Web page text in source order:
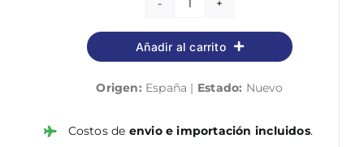
Técnico
en
Cuidados
de
del
Añadir al carrito
Origen: España | Estado: Nuevo
Costos de envio e importación incluidos.